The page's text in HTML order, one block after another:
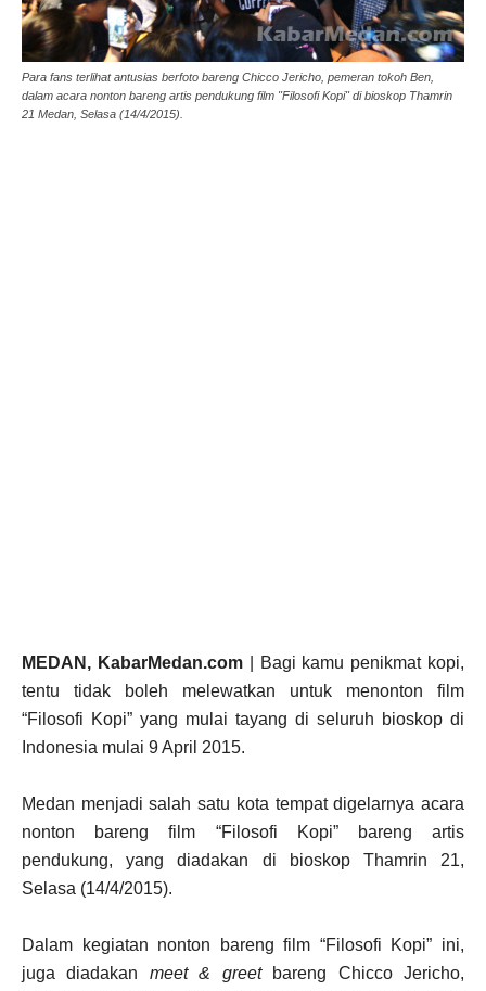
Para fans terlihat antusias berfoto bareng Chicco Jericho, pemeran tokoh Ben,
dalam acara nonton bareng artis pendukung film "Filosofi Kopi" di bioskop Thamrin
21 Medan, Selasa (14/4/2015).
MEDAN, KabarMedan.com| Bagi kamu penikmat kopi,
tentu tidak boleh melewatkan untuk menonton film
“Filosofi Kopi” yang mulai tayang di seluruh bioskop di
Indonesia mulai 9 April 2015.
Medan menjadi salah satu kota tempat digelarnya acara
nonton bareng film “Filosofi Kopi” bareng artis
pendukung, yang diadakan di bioskop Thamrin 21,
Selasa (14/4/2015).
Dalam kegiatan nonton bareng film “Filosofi Kopi” ini,
juga diadakan meet & greetbareng Chicco Jericho,